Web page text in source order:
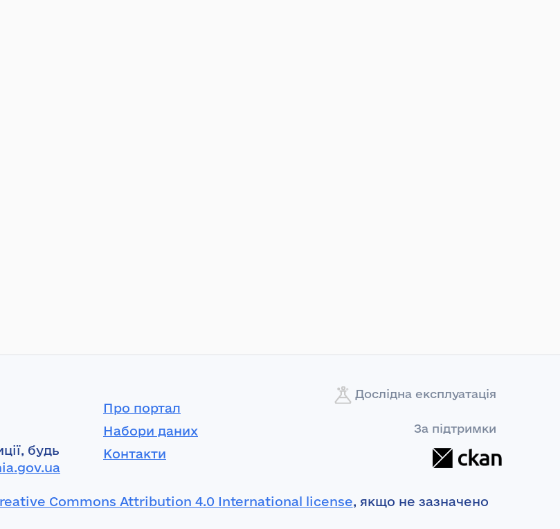
будь
Про портал
Набори даних
Контакти
Дослідна експлуатація
За підтримки
Commons Attribution 4.0 International license, якщо не зазначено